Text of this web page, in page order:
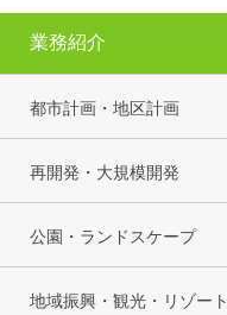
業務紹介
都市計画・地区計画
再開発・大規模開発
公園・ランドスケープ
地域振興・観光・リゾート